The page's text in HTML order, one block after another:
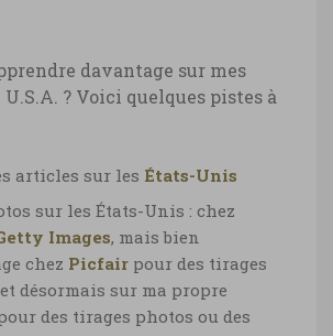
davantage sur mes
? Voici quelques pistes à
articles sur les États-Unis
sur les États-Unis : chez
Images, mais bien
chez Picfair pour des tirages
désormais sur ma propre
des tirages photos ou des